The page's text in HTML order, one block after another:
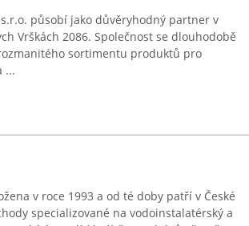
působí jako důvěryhodný partner v
Vrškách 2086. Společnost se dlouhodobě
sortimentu produktů pro
...
v roce 1993 a od té doby patří v České
specializované na vodoinstalatérský a